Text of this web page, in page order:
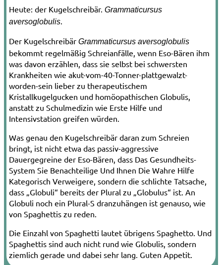
Heute: der Kugelschreibär. Grammaticursus
aversoglobulis.
Der Kugelschreibär Grammaticursus aversoglobulis
bekommt regelmäßig Schreianfälle, wenn Eso-Bären ihm
was davon erzählen, dass sie selbst bei schwersten
Krankheiten wie akut-vom-40-Tonner-plattgewalzt-
worden-sein lieber zu therapeutischem
Kristallkugelgucken und homöopathischen Globulis,
anstatt zu Schulmedizin wie Erste Hilfe und
Intensivstation greifen würden.
Was genau den Kugelschreibär daran zum Schreien
bringt, ist nicht etwa das passiv-aggressive
Dauergegreine der Eso-Bären, dass Das Gesundheits-
System Sie Benachteilige Und Ihnen Die Wahre Hilfe
Kategorisch Verweigere, sondern die schlichte Tatsache,
dass „Globuli“ bereits der Plural zu „Globulus“ ist. An
Globuli noch ein Plural-S dranzuhängen ist genauso, wie
von Spaghettis zu reden.
Die Einzahl von Spaghetti lautet übrigens Spaghetto. Und
Spaghettis sind auch nicht rund wie Globulis, sondern
ziemlich gerade und dabei sehr lang. Guten Appetit.